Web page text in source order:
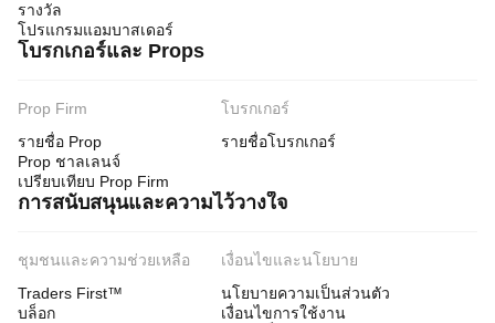
รางวัล
โปรแกรมแอมบาสเดอร์
โบรกเกอร์และ Props
Prop Firm
รายชื่อ Prop
Prop ชาลเลนจ์
เปรียบเทียบ Prop Firm
โบรกเกอร์
รายชื่อโบรกเกอร์
การสนับสนุนและความไว้วางใจ
ชุมชนและความช่วยเหลือ
Traders First™
บล็อก
เงื่อนไขและนโยบาย
นโยบายความเป็นส่วนตัว
เงื่อนไขการใช้งาน